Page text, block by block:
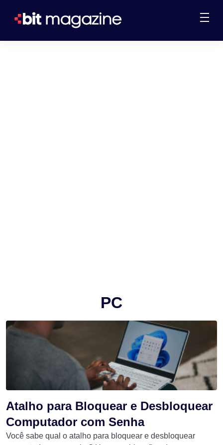
PC
Atalho para Bloquear e Desbloquear
Computador com Senha
Você sabe qual o atalho para bloquear e desbloquear